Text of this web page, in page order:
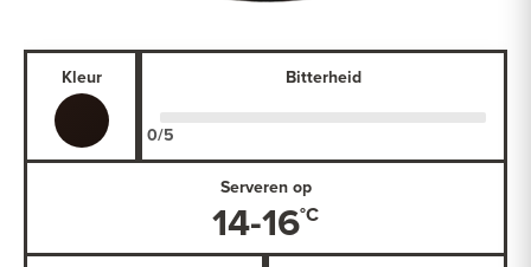
Kleur Bitterheid
Serveren op
14-16